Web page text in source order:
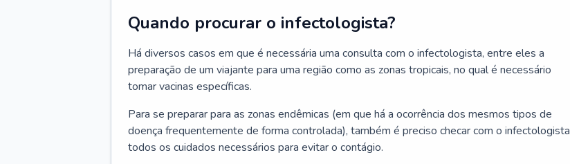
Quando procurar o infectologista?
Há diversos casos em que é necessária uma consulta com o infectologista, entre eles a
preparação de um viajante para uma região como as zonas tropicais, no qual é necessário
tomar vacinas específicas.
Para se preparar para as zonas endêmicas (em que há a ocorrência dos mesmos tipos de
doença frequentemente de forma controlada), também é preciso checar com o infectologista
todos os cuidados necessários para evitar o contágio.